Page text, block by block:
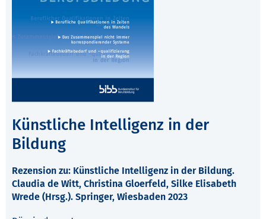
Künstliche Intelligenz in der
Bildung
Rezension zu: Künstliche Intelligenz in der Bildung.
Claudia de Witt, Christina Gloerfeld, Silke Elisabeth
Wrede (Hrsg.). Springer, Wiesbaden 2023